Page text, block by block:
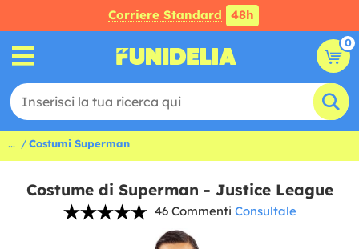
Corriere Standard 48h
0
... Costumi Superman
Costume di Superman - Justice League
46 Commenti Consultale